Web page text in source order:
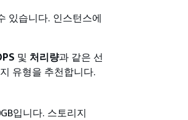
있습니다. 인스턴스에
및 처리량과 같은 선
유형을 추천합니다.
입니다. 스토리지